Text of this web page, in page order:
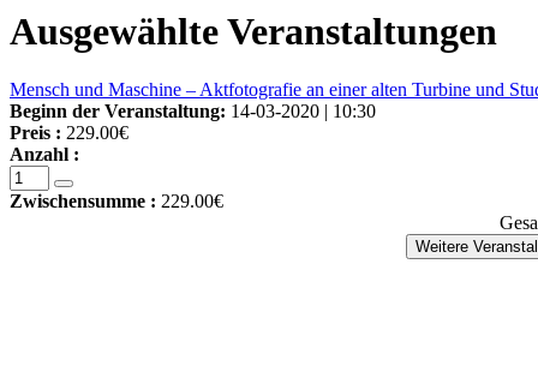
Ausgewählte Veranstaltungen
Mensch und Maschine – Aktfotografie an einer alten Turbine und
Beginn der Veranstaltung: 14-03-2020 | 10:30
Preis : 229.00€
Anzahl :
Zwischensumme : 229.00€
Weitere